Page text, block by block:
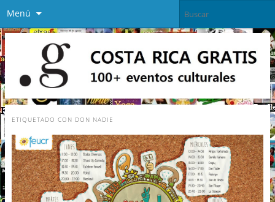
Menú
ETIQUETADO CON DON NADIE